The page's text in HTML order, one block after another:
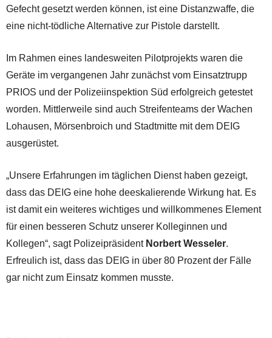
Gefecht gesetzt werden können, ist eine Distanzwaffe, die
eine nicht-tödliche Alternative zur Pistole darstellt.
Im Rahmen eines landesweiten Pilotprojekts waren die
Geräte im vergangenen Jahr zunächst vom Einsatztrupp
PRIOS und der Polizeiinspektion Süd erfolgreich getestet
worden. Mittlerweile sind auch Streifenteams der Wachen
Lohausen, Mörsenbroich und Stadtmitte mit dem DEIG
ausgerüstet.
„Unsere Erfahrungen im täglichen Dienst haben gezeigt,
dass das DEIG eine hohe deeskalierende Wirkung hat. Es
ist damit ein weiteres wichtiges und willkommenes Element
für einen besseren Schutz unserer Kolleginnen und
Kollegen“, sagt Polizeipräsident Norbert Wesseler.
Erfreulich ist, dass das DEIG in über 80 Prozent der Fälle
gar nicht zum Einsatz kommen musste.